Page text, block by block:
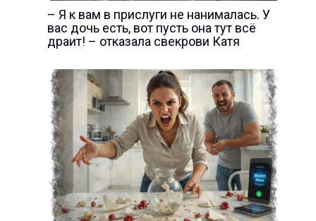
– Я к вам в прислуги не нанималась. У
вас дочь есть, вот пусть она тут всё
драит! – отказала свекрови Катя